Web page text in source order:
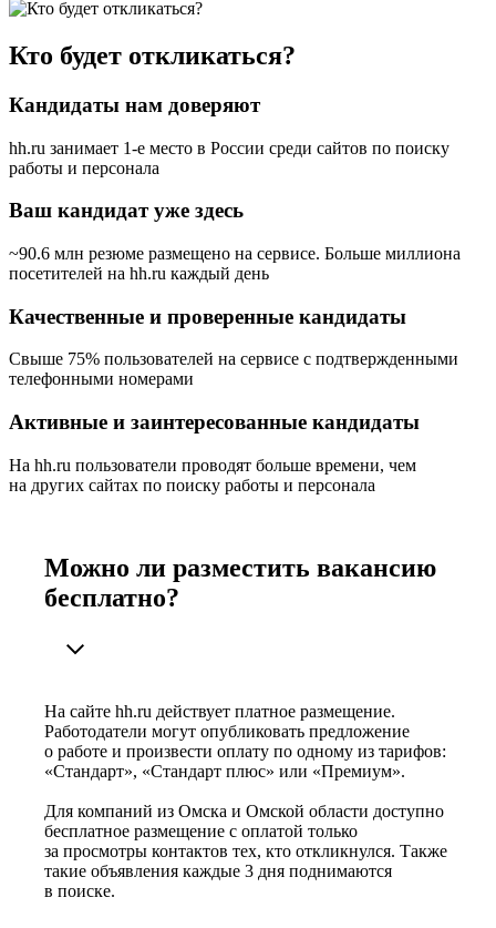
Кто будет откликаться?
Кандидаты нам доверяют
hh.ru занимает 1-е место в России среди сайтов по поиску
работы и персонала
Ваш кандидат уже здесь
~90.6 млн резюме размещено на сервисе. Больше миллиона
посетителей на hh.ru каждый день
Качественные и проверенные кандидаты
Свыше 75% пользователей на сервисе с подтвержденными
телефонными номерами
Активные и заинтересованные кандидаты
На hh.ru пользователи проводят больше времени, чем
на других сайтах по поиску работы и персонала
Можно ли разместить вакансию
бесплатно?
На сайте hh.ru действует платное размещение.
Работодатели могут опубликовать предложение
о работе и произвести оплату по одному из тарифов:
«Стандарт», «Стандарт плюс» или «Премиум».
Для компаний из Омска и Омской области доступно
бесплатное размещение с оплатой только
за просмотры контактов тех, кто откликнулся. Также
такие объявления каждые 3 дня поднимаются
в поиске.